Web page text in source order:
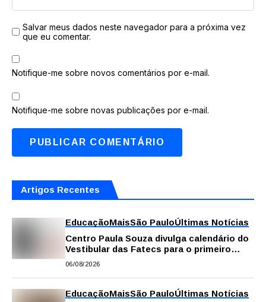
Salvar meus dados neste navegador para a próxima vez
que eu comentar.
Notifique-me sobre novos comentários por e-mail.
Notifique-me sobre novas publicações por e-mail.
Artigos Recentes
EducaçãoMaisSão PauloÚltimas Notícias
Centro Paula Souza divulga calendário do
Vestibular das Fatecs para o primeiro
semestre de 2027
06/08/2026
EducaçãoMaisSão PauloÚltimas Notícias